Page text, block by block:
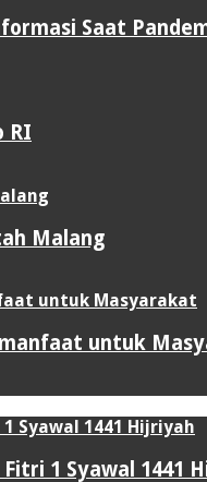
Saat
RI
Malang
untuk
1 Syawal 1441